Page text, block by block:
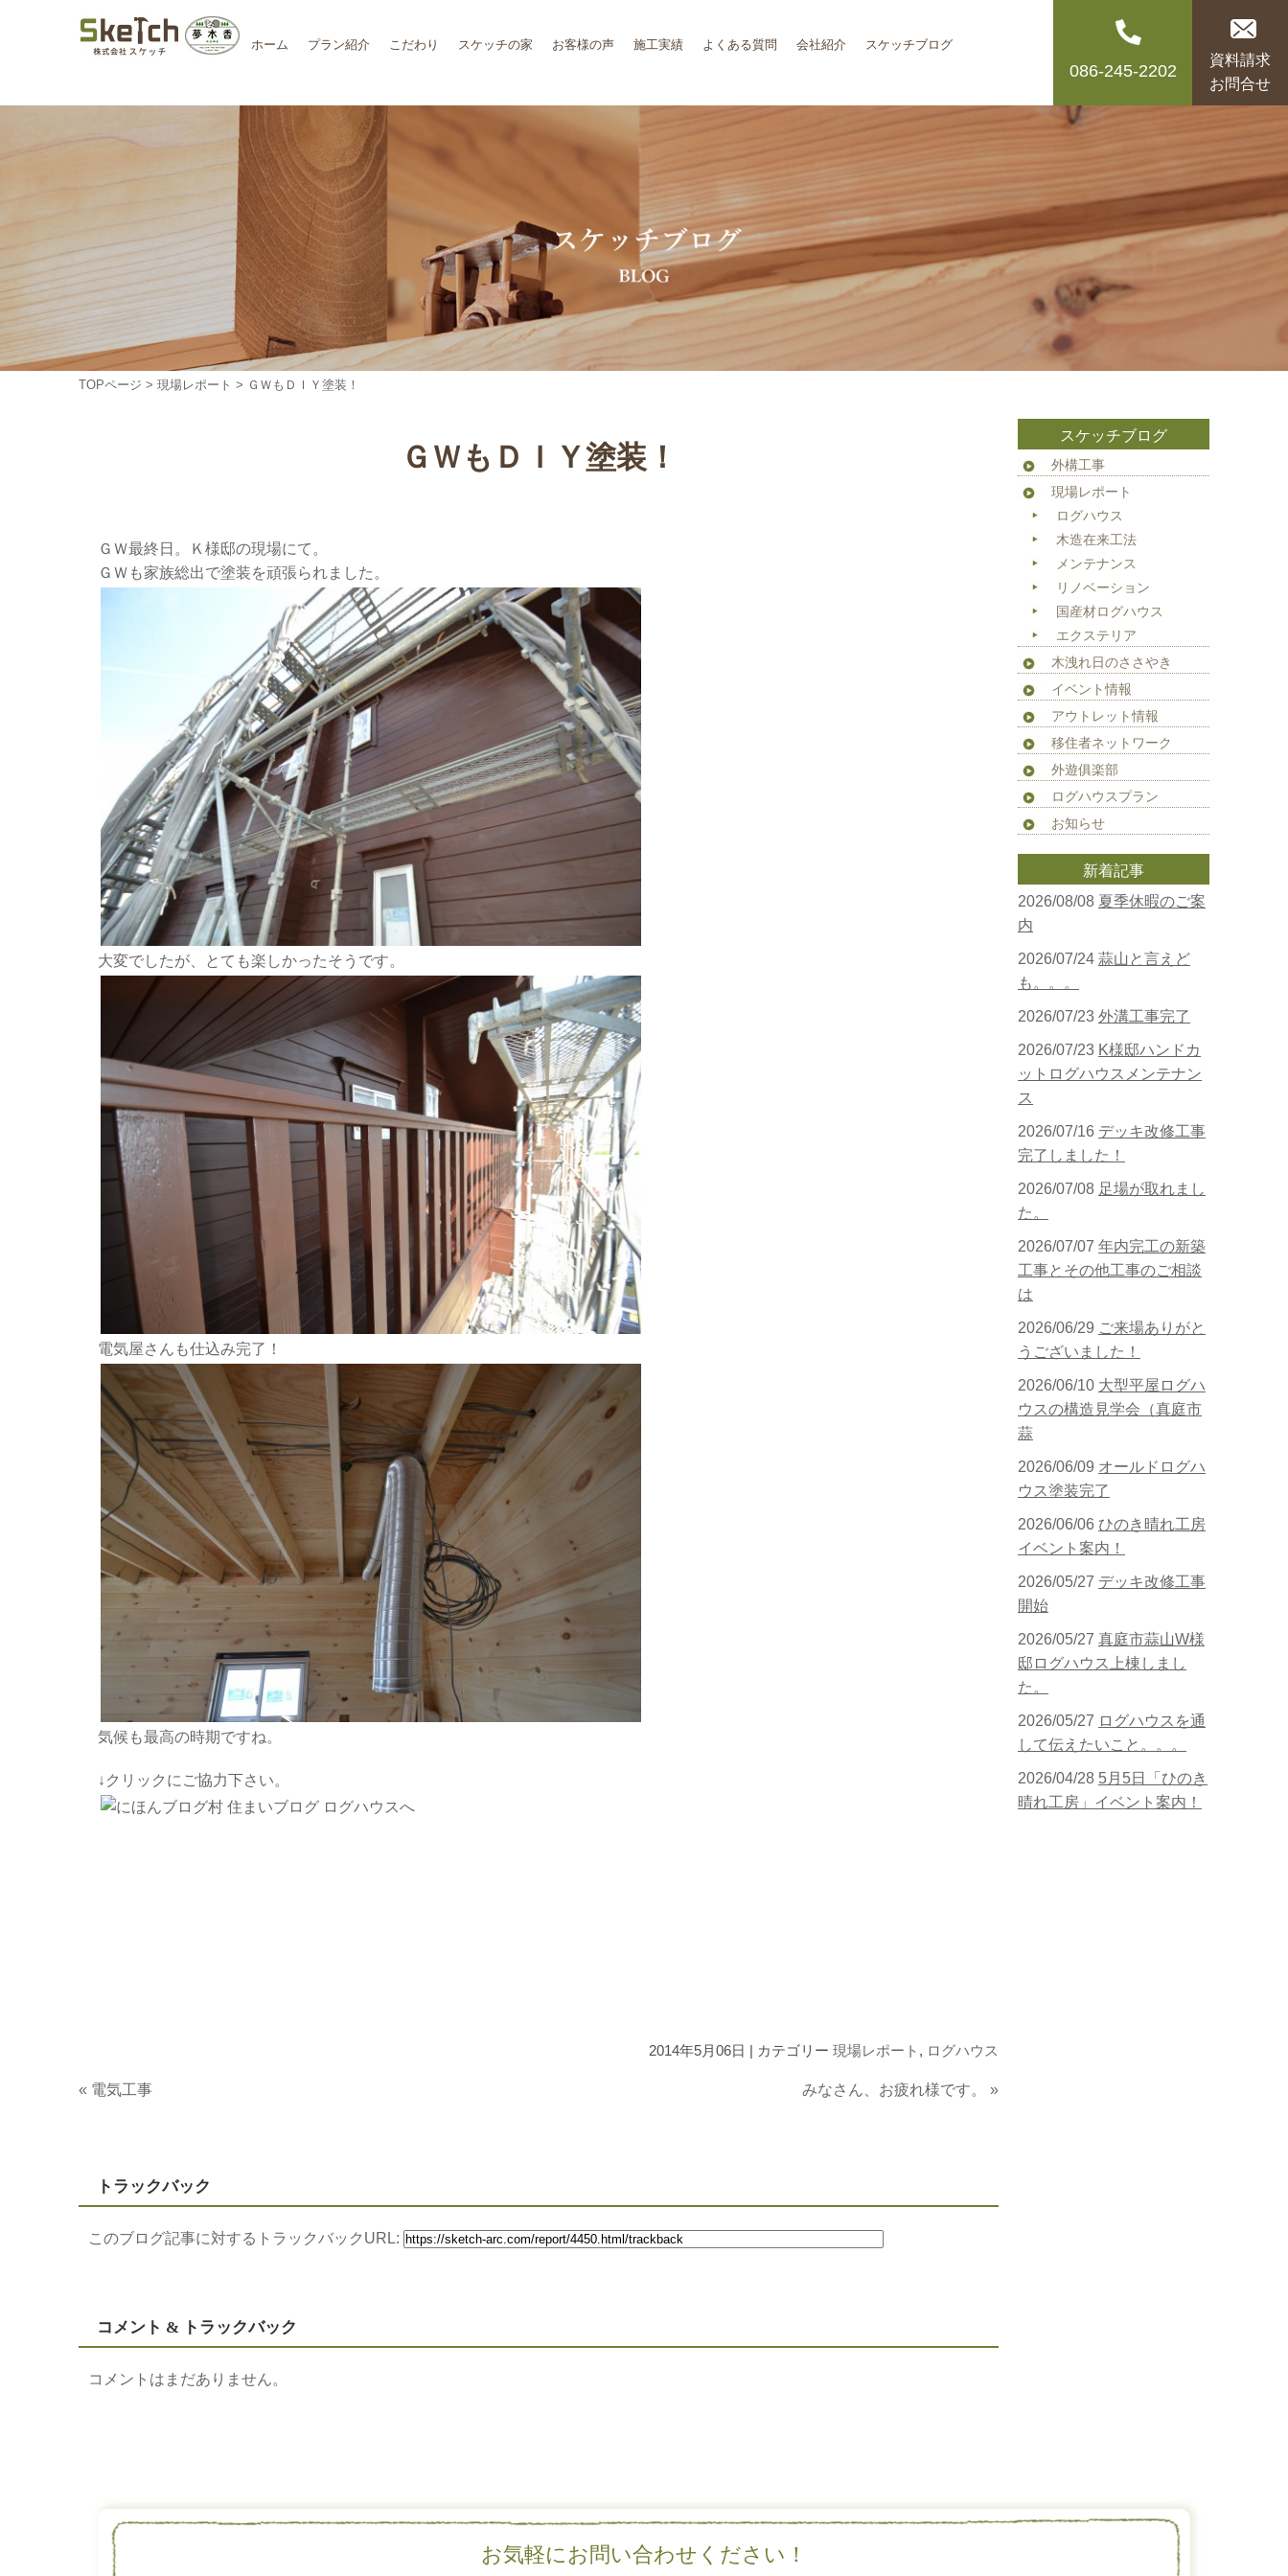
ホーム プラン紹介 こだわり スケッチの家 お客様の声 施工実績 よくある質問 会社紹介 スケッチブログ
086-245-2202
資料請求
お問合せ
TOPページ > 現場レポート > ＧＷもＤＩＹ塗装！
ＧＷもＤＩＹ塗装！
ＧＷ最終日。Ｋ様邸の現場にて。
ＧＷも家族総出で塗装を頑張られました。
大変でしたが、とても楽しかったそうです。
電気屋さんも仕込み完了！
気候も最高の時期ですね。
↓クリックにご協力下さい。
2014年5月06日 | カテゴリー 現場レポート , ログハウス
« 電気工事 みなさん、お疲れ様です。 »
トラックバック
このブログ記事に対するトラックバックURL:
コメント & トラックバック
コメントはまだありません。
スケッチブログ
外構工事
現場レポート
ログハウス
木造在来工法
メンテナンス
リノベーション
国産材ログハウス
エクステリア
木洩れ日のささやき
イベント情報
アウトレット情報
移住者ネットワーク
外遊俱楽部
ログハウスプラン
お知らせ
新着記事
2026/08/08 夏季休暇のご案
内
2026/07/24 蒜山と言えど
も。。。
2026/07/23 外溝工事完了
2026/07/23 K様邸ハンドカ
ットログハウスメンテナン
ス
2026/07/16 デッキ改修工事
完了しました！
2026/07/08 足場が取れまし
た。
2026/07/07 年内完工の新築
工事とその他工事のご相談
は
2026/06/29 ご来場ありがと
うございました！
2026/06/10 大型平屋ログハ
ウスの構造見学会（真庭市
蒜
2026/06/09 オールドログハ
ウス塗装完了
2026/06/06 ひのき晴れ工房
イベント案内！
2026/05/27 デッキ改修工事
開始
2026/05/27 真庭市蒜山W様
邸ログハウス上棟しまし
た。
2026/05/27 ログハウスを通
して伝えたいこと。。。
2026/04/28 5月5日「ひのき
晴れ工房」イベント案内！
お気軽にお問い合わせください！